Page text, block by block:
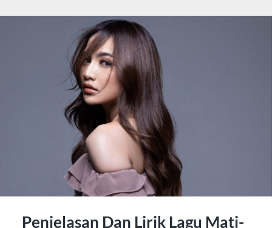
Penjelasan Dan Lirik Lagu Mati-